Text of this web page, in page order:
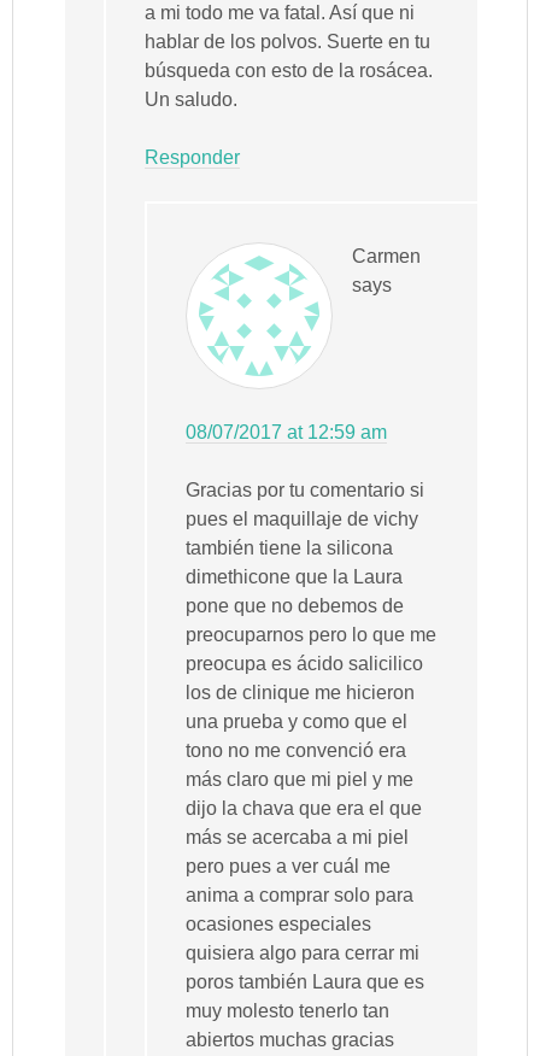
a mi todo me va fatal. Así que ni
hablar de los polvos. Suerte en tu
búsqueda con esto de la rosácea.
Un saludo.
Responder
Carmen
says
08/07/2017 at 12:59 am
Gracias por tu comentario si
pues el maquillaje de vichy
también tiene la silicona
dimethicone que la Laura
pone que no debemos de
preocuparnos pero lo que me
preocupa es ácido salicilico
los de clinique me hicieron
una prueba y como que el
tono no me convenció era
más claro que mi piel y me
dijo la chava que era el que
más se acercaba a mi piel
pero pues a ver cuál me
anima a comprar solo para
ocasiones especiales
quisiera algo para cerrar mi
poros también Laura que es
muy molesto tenerlo tan
abiertos muchas gracias